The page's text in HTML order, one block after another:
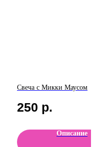
Свеча с Микки Маусом
250 р.
Описание